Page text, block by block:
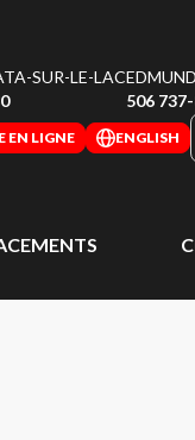
SUR-LE-LAC
506
EN LIGNE ENGLISH